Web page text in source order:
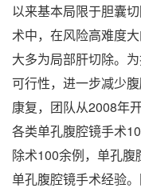
以来基本局限于胆囊
术中，在风险高难度
大多为局部肝切除。
可行性，进一步减少
康复，团队从2008年
各类单孔腹腔镜手术
除术100余例，单孔
单孔腹腔镜手术经验